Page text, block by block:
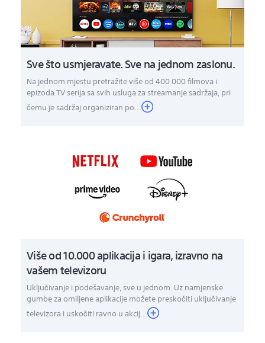
Sve što usmjeravate. Sve na jednom zaslonu.
Na jednom mjestu pretražite više od 400 000 filmova i
epizoda TV serija sa svih usluga za streamanje sadržaja, pri
čemu je sadržaj organiziran po...
Više od 10.000 aplikacija i igara, izravno na
vašem televizoru
Uključivanje i podešavanje, sve u jednom. Uz namjenske
gumbe za omiljene aplikacije možete preskočiti uključivanje
televizora i uskočiti ravno u akcij...